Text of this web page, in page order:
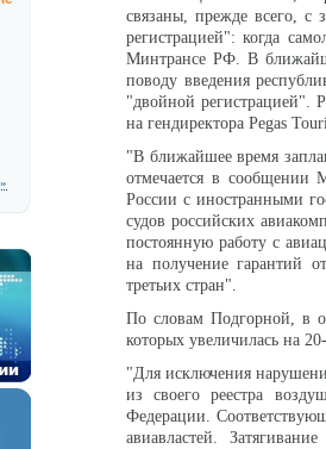
связаны, прежде всего, с
регистрацией": когда
Минтрансе РФ. В
поводу введения
"двойной регистрацией".
на гендиректора Pegas
"В ближайшее время
отмечается в сообщении
России с иностранными
судов российских
постоянную работу с
на получение гарантий
третьих стран".
По словам Подгорной, в
которых увеличилась на
"Для исключения
из своего реестра
Федерации.
авиавластей.